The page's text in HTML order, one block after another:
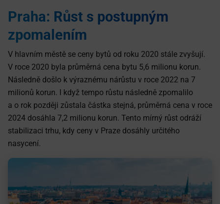
Praha: Růst s postupným
zpomalením
V hlavním městě se ceny bytů od roku 2020 stále zvyšují.
V roce 2020 byla průměrná cena bytu 5,6 milionu korun.
Následně došlo k výraznému nárůstu v roce 2022 na 7
milionů korun. I když tempo růstu následně zpomalilo
a o rok později zůstala částka stejná, průměrná cena v roce
2024 dosáhla 7,2 milionu korun. Tento mírný růst odráží
stabilizaci trhu, kdy ceny v Praze dosáhly určitého
nasycení.